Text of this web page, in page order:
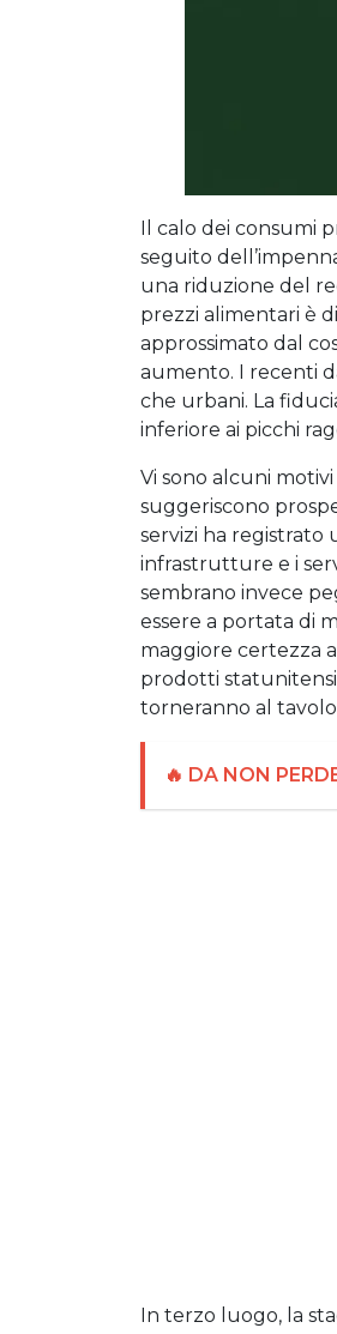
Il calo dei consumi
seguito
una riduzione del
prezzi alimentari è
approssimato dal
aumento. I recenti
che urbani. La
inferiore ai picchi
Vi sono alcuni
suggeriscono
servizi ha registrato
infrastrutture e i
sembrano invece
essere a portata di
maggiore certezza
prodotti
torneranno al
🔥 DA NON
In terzo luogo, la